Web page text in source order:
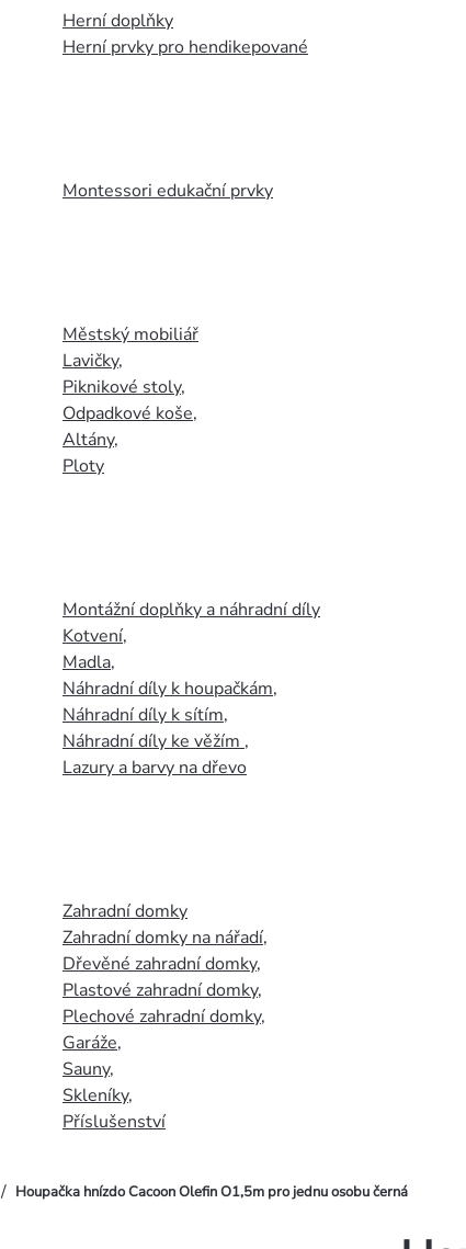
Herní doplňky
Herní prvky pro hendikepované
Montessori edukační prvky
Městský mobiliář
Lavičky,
Piknikové stoly,
Odpadkové koše,
Altány,
Ploty
Montážní doplňky a náhradní díly
Kotvení,
Madla,
Náhradní díly k houpačkám,
Náhradní díly k sítím,
Náhradní díly ke věžím ,
Lazury a barvy na dřevo
Zahradní domky
Zahradní domky na nářadí,
Dřevěné zahradní domky,
Plastové zahradní domky,
Plechové zahradní domky,
Garáže,
Sauny,
Skleníky,
Příslušenství
/ Houpačka hnízdo Cacoon Olefin O1,5m pro jednu osobu černá